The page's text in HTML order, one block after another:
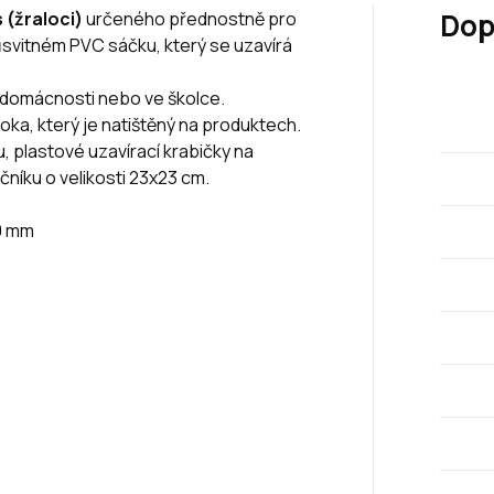
(žraloci) určeného přednostně pro
PVC sáčku, který se uzavírá
nebo ve školce.
který je natištěný na produktech.
plastové uzavírací krabičky na
o velikosti 23x23 cm.
mm